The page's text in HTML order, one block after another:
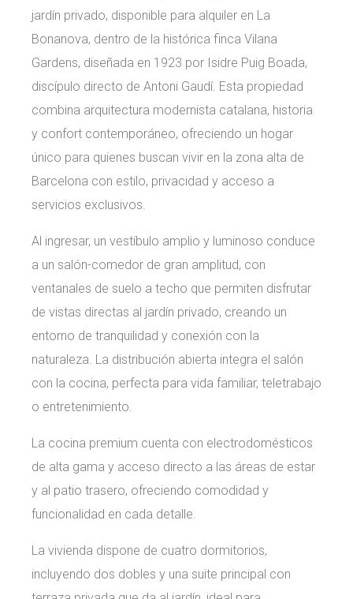
jardín privado, disponible para alquiler en La
Bonanova, dentro de la histórica finca Vilana
Gardens, diseñada en 1923 por Isidre Puig Boada,
discípulo directo de Antoni Gaudí. Esta propiedad
combina arquitectura modernista catalana, historia
y confort contemporáneo, ofreciendo un hogar
único para quienes buscan vivir en la zona alta de
Barcelona con estilo, privacidad y acceso a
servicios exclusivos.
Al ingresar, un vestíbulo amplio y luminoso conduce
a un salón-comedor de gran amplitud, con
ventanales de suelo a techo que permiten disfrutar
de vistas directas al jardín privado, creando un
entorno de tranquilidad y conexión con la
naturaleza. La distribución abierta integra el salón
con la cocina, perfecta para vida familiar, teletrabajo
o entretenimiento.
La cocina premium cuenta con electrodomésticos
de alta gama y acceso directo a las áreas de estar
y al patio trasero, ofreciendo comodidad y
funcionalidad en cada detalle.
La vivienda dispone de cuatro dormitorios,
incluyendo dos dobles y una suite principal con